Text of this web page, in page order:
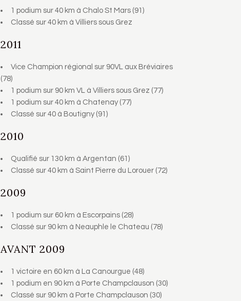
1 podium sur 40 km à Chalo St Mars (91)
Classé sur 40 km à Villiers sous Grez
2011
Vice Champion régional sur 90VL aux Bréviaires
(78)
1 podium sur 90 km VL à Villiers sous Grez (77)
1 podium sur 40 km à Chatenay (77)
Classé sur 40 à Boutigny (91)
2010
Qualifié sur 130 km à Argentan (61)
Classé sur 40 km à Saint Pierre du Lorouer (72)
2009
1 podium sur 60 km à Escorpains (28)
Classé sur 90 km à Neauphle le Chateau (78)
AVANT 2009
1 victoire en 60 km à La Canourgue (48)
1 podium en 90 km à Porte Champclauson (30)
Classé sur 90 km à Porte Champclauson (30)